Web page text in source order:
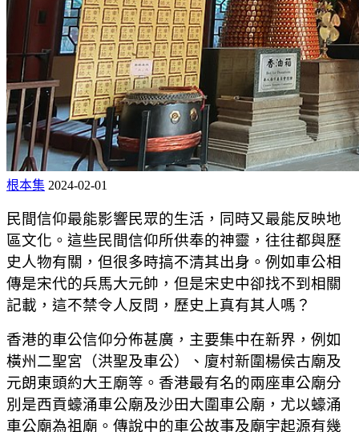
根本集 2024-02-01
民間信仰最能影響民眾的生活，同時又最能反映地
區文化。這些民間信仰所供奉的神靈，往往都與歷
史人物有關，但很多時搞不清其出身。例如車公相
傳是宋代的兵馬大元帥，但是宋史中卻找不到相關
記載，這不禁令人反問，歷史上真有其人嗎？
香港的車公信仰分佈甚廣，主要集中在新界，例如
橫州二聖宮（洪聖及車公）、廈村新圍楊侯古廟及
元朗東頭約大王廟等。香港最有名的兩座車公廟分
別是西貢蠔涌車公廟及沙田大圍車公廟，尤以蠔涌
車公廟為祖廟。傳說中的車公故事及廟宇起源有幾